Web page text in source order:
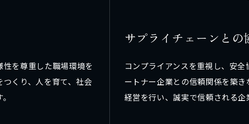
を尊重した職場環境を
くり、人を育て、社会
サプラ イ チ ェ ー ン と の
コンプライアンスを重視し、安
ートナー企業との信頼関係を築
経営を行い、誠実で信頼される企